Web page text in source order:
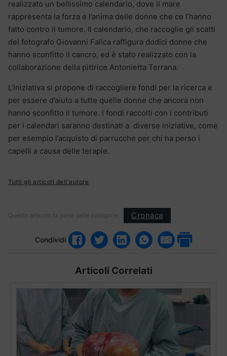
realizzato un bellissimo calendario, dove il mare
rappresenta la forza e l’anima delle donne che ce l’hanno
fatto contro il tumore. Il calendario, che raccoglie gli scatti
del fotografo Giovanni Falica raffigura dodici donne che
hanno sconfitto il cancro, ed è stato realizzato con la
collaborazione della pittrice Antonietta Terrana.
L’iniziativa si propone di raccogliere fondi per la ricerca e
per essere d’aiuto a tutte quelle donne che ancora non
hanno sconfitto il tumore. I fondi raccolti con i contributi
per i calendari saranno destinati a diverse iniziative, come
per esempio l’acquisto di parrucche per chi ha perso i
capelli a causa delle terapie.
Tutti gli articoli dell'autore
Questo articolo fa parte delle categorie: Cronaca
Condividi
Articoli Correlati